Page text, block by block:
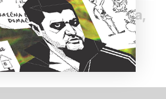
uhapšeno zbog prevara,